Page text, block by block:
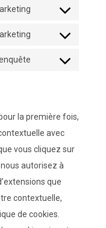
service
(elegant-
themes)
Consent
google-
Consent
Consent
divers
la première fois,
avec
vous cliquez sur
autorisez à
que
contextuelle,
de cookies.